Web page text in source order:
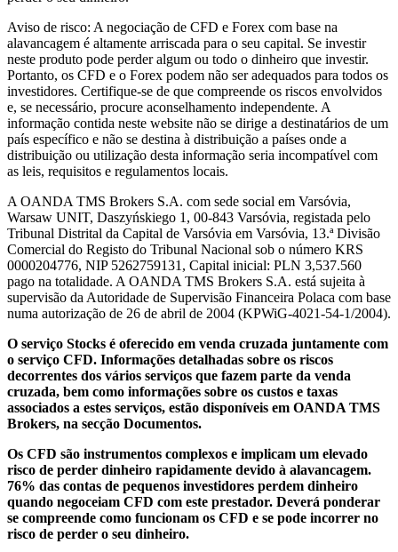
Aviso de risco: A negociação de CFD e Forex com base na
alavancagem é altamente arriscada para o seu capital. Se investir
neste produto pode perder algum ou todo o dinheiro que investir.
Portanto, os CFD e o Forex podem não ser adequados para todos os
investidores. Certifique-se de que compreende os riscos envolvidos
e, se necessário, procure aconselhamento independente. A
informação contida neste website não se dirige a destinatários de um
país específico e não se destina à distribuição a países onde a
distribuição ou utilização desta informação seria incompatível com
as leis, requisitos e regulamentos locais.
A OANDA TMS Brokers S.A. com sede social em Varsóvia,
Warsaw UNIT, Daszyńskiego 1, 00-843 Varsóvia, registada pelo
Tribunal Distrital da Capital de Varsóvia em Varsóvia, 13.ª Divisão
Comercial do Registo do Tribunal Nacional sob o número KRS
0000204776, NIP 5262759131, Capital inicial: PLN 3,537.560
pago na totalidade. A OANDA TMS Brokers S.A. está sujeita à
supervisão da Autoridade de Supervisão Financeira Polaca com base
numa autorização de 26 de abril de 2004 (KPWiG-4021-54-1/2004).
O serviço Stocks é oferecido em venda cruzada juntamente com
o serviço CFD. Informações detalhadas sobre os riscos
decorrentes dos vários serviços que fazem parte da venda
cruzada, bem como informações sobre os custos e taxas
associados a estes serviços, estão disponíveis em OANDA TMS
Brokers, na secção Documentos.
Os CFD são instrumentos complexos e implicam um elevado
risco de perder dinheiro rapidamente devido à alavancagem.
76% das contas de pequenos investidores perdem dinheiro
quando negoceiam CFD com este prestador. Deverá ponderar
se compreende como funcionam os CFD e se pode incorrer no
risco de perder o seu dinheiro.